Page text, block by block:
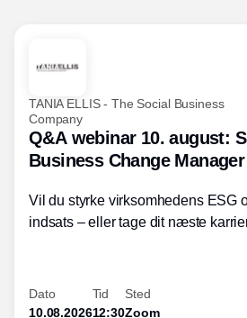
TANIA ELLIS - The Social Business
Company
Q&A webinar 10. august:
Business Change Manager
Vil du styrke virksomhedens ESG
indsats – eller tage dit næste
inden for bæredygtig
skaber værdi for både samfund og
Dato
10.08.2026
Tid
12:30
Sted
Zoom